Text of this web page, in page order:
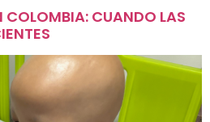
COLOMBIA: CUANDO LAS